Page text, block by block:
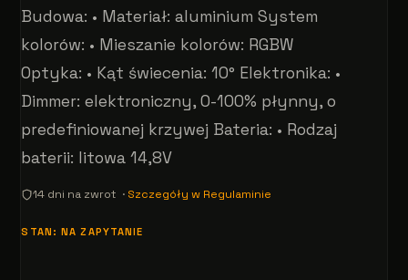
Budowa: • Materiał: aluminium System
kolorów: • Mieszanie kolorów: RGBW
Optyka: • Kąt świecenia: 10° Elektronika: •
Dimmer: elektroniczny, 0-100% płynny, o
predefiniowanej krzywej Bateria: • Rodzaj
baterii: litowa 14,8V
14 dni na zwrot · Szczegóły w Regulaminie
STAN: NA ZAPYTANIE